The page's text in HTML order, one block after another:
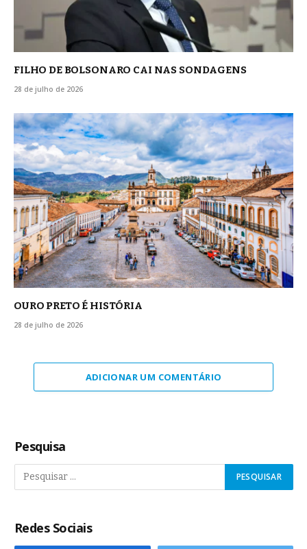
FILHO DE BOLSONARO CAI NAS SONDAGENS
28 de julho de 2026
OURO PRETO É HISTÓRIA
28 de julho de 2026
ADICIONAR UM COMENTÁRIO
Pesquisa
Redes Sociais